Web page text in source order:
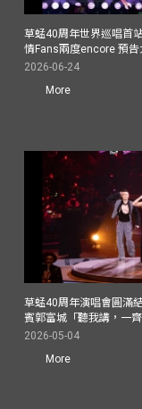
草蜢40周年世界巡唱首
情Fans兩度encore 預
2026-06-24
More
草蜢40周年演唱會圓滿
賓郭富城「聽我講，一
2026-05-04
More